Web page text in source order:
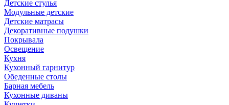
Детские стулья
Модульные детские
Детские матрасы
Декоративные подушки
Покрывала
Освещение
Кухня
Кухонный гарнитур
Обеденные столы
Барная мебель
Кухонные диваны